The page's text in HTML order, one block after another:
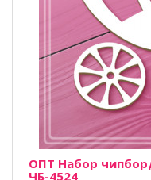
ОПТ Набор
ЧБ-4524